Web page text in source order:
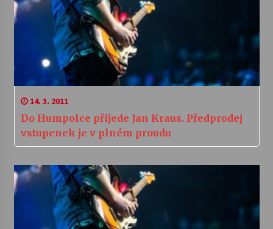
14. 3. 2011
Do Humpolce přijede Jan Kraus. Předprodej
vstupenek je v plném proudu